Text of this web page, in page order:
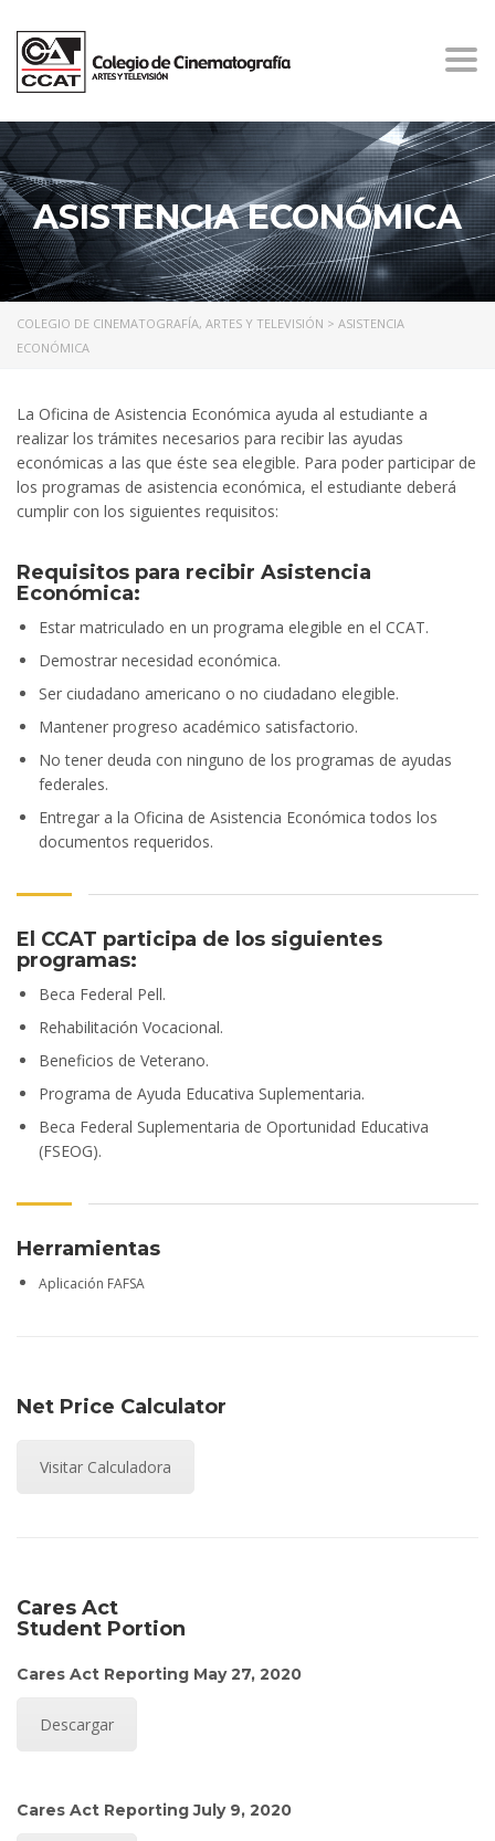
ASISTENCIA ECONÓMICA
COLEGIO DE CINEMATOGRAFÍA, ARTES Y TELEVISIÓN > ASISTENCIA
ECONÓMICA
La Oficina de Asistencia Económica ayuda al estudiante a
realizar los trámites necesarios para recibir las ayudas
económicas a las que éste sea elegible. Para poder participar de
los programas de asistencia económica, el estudiante deberá
cumplir con los siguientes requisitos:
Requisitos para recibir Asistencia
Económica:
Estar matriculado en un programa elegible en el CCAT.
Demostrar necesidad económica.
Ser ciudadano americano o no ciudadano elegible.
Mantener progreso académico satisfactorio.
No tener deuda con ninguno de los programas de ayudas
federales.
Entregar a la Oficina de Asistencia Económica todos los
documentos requeridos.
El CCAT participa de los siguientes
programas:
Beca Federal Pell.
Rehabilitación Vocacional.
Beneficios de Veterano.
Programa de Ayuda Educativa Suplementaria.
Beca Federal Suplementaria de Oportunidad Educativa
(FSEOG).
Herramientas
Aplicación FAFSA
Net Price Calculator
Visitar Calculadora
Cares Act
Student Portion
Cares Act Reporting May 27, 2020
Descargar
Cares Act Reporting July 9, 2020